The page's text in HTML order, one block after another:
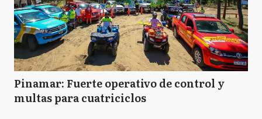
Pinamar: Fuerte operativo de control y
multas para cuatriciclos